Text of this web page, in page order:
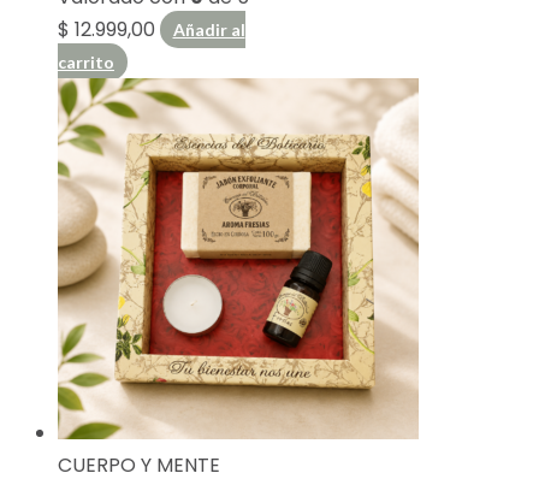
$ 12.999,00
Añadir al
carrito
CUERPO Y MENTE